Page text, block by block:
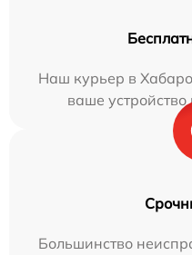
Наш курьер в
ваше
Большинство